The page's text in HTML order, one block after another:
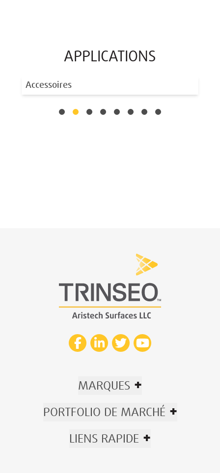
APPLICATIONS
Accessoires
MARQUES +
PORTFOLIO DE MARCHÉ +
LIENS RAPIDE +